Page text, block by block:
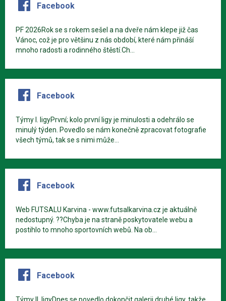
Facebook
PF 2026Rok se s rokem sešel a na dveře nám klepe již čas
Vánoc, což je pro většinu z nás období, které nám přináší
mnoho radosti a rodinného štěstí.Ch...
Facebook
Týmy I. ligyPrvní; kolo první ligy je minulosti a odehrálo se
minulý týden. Povedlo se nám konečně zpracovat fotografie
všech týmů, tak se s nimi může...
Facebook
Web FUTSALU Karvina - www.futsalkarvina.cz je aktuálně
nedostupný. ??Chyba je na straně poskytovatele webu a
postihlo to mnoho sportovních webů. Na ob...
Facebook